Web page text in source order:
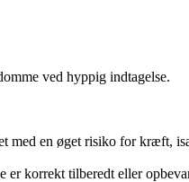
ved hyppig indtagelse.
med en øget risiko for kræft,
er korrekt tilberedt eller